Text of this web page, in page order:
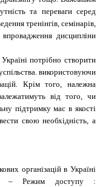
та переваги серед
тренінгів, семінарів,
дисципліни
потрібно створити
використовуючи
Крім того, належна
від того, чи
підтримку мас в якості
свою необхідність, а
організацій в Україні
– Режим доступу :